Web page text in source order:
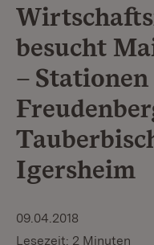
besucht
–
Igersheim
09.04.2018
Lesezeit: 2 Minuten